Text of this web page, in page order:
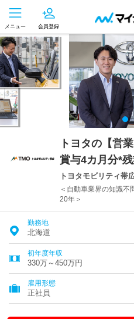
メニュー 会員登録
トヨタの【営
賞与4カ月分*
トヨタモビリティ帯
＜自動車業界の知識不
20年＞
勤務地
北海道
初年度年収
330万～450万円
雇用形態
正社員